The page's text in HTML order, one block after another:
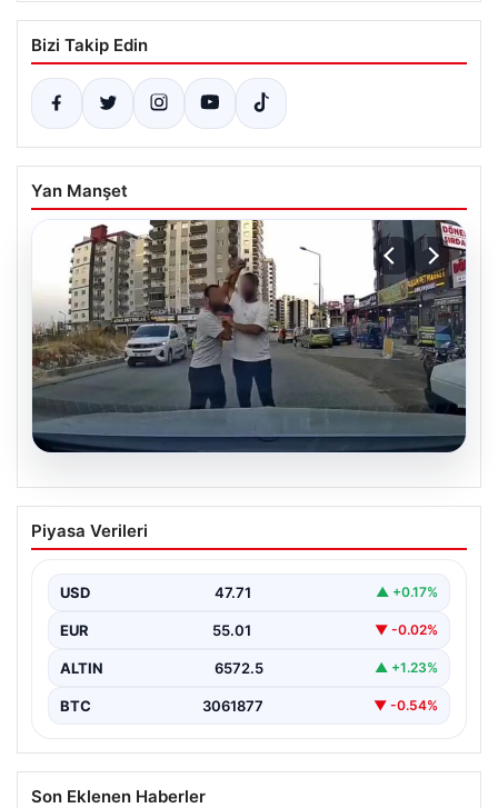
Bizi Takip Edin
Yan Manşet
Trafikte Tartışma Kanlı Bitti: Sürücüye
Testere ve Darbe Tehdidi
bir tartışma, şiddet olayına dönüştü. Olay sırasında bir…
Piyasa Verileri
USD 47.71 ▲ +0.17%
EUR 55.01 ▼ -0.02%
ALTIN 6572.5 ▲ +1.23%
BTC 3061877 ▼ -0.54%
Son Eklenen Haberler